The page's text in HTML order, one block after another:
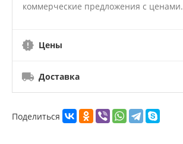
коммерческие предложения с ценами.
Цены
Доставка
Поделиться